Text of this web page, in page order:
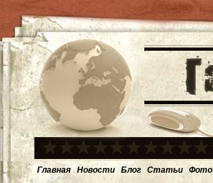
Главная Новости Блог Статьи Фото